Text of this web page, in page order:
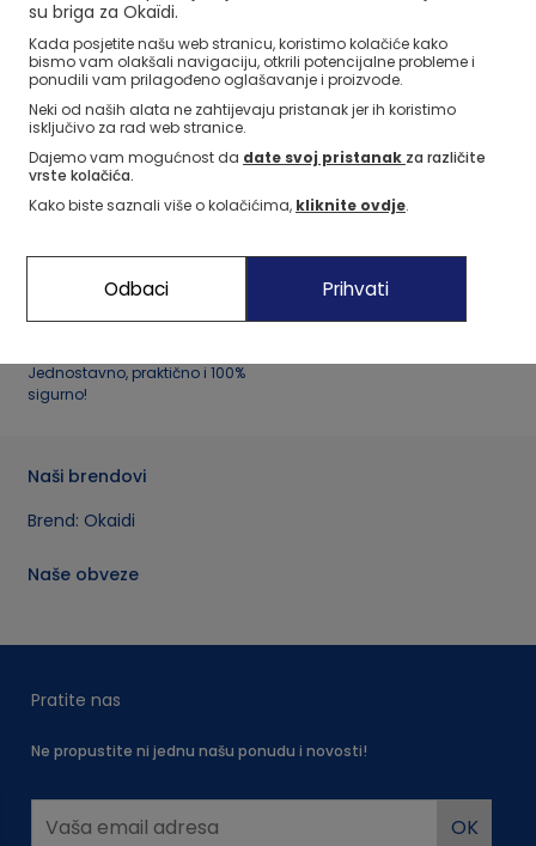
Okaidi kupci daju4.83 / 116recenzija
za kategoriju Spavaći kombinezon, pidžame "
novca
Jednostavno, praktično i 100%
sigurno!
Naši brendovi
Brend: Okaidi
Naše obveze
Pratite nas
Ne propustite ni jednu našu ponudu i novosti!
su briga za Okaïdi.
Kada posjetite našu web stranicu, koristimo kolačiće kako
bismo vam olakšali navigaciju, otkrili potencijalne probleme i
ponudili vam prilagođeno oglašavanje i proizvode.
Neki od naših alata ne zahtijevaju pristanak jer ih koristimo
isključivo za rad web stranice.
Dajemo vam mogućnost da date svoj pristanak za različite
vrste kolačića.
Kako biste saznali više o kolačićima, kliknite ovdje.
Odbaci Prihvati